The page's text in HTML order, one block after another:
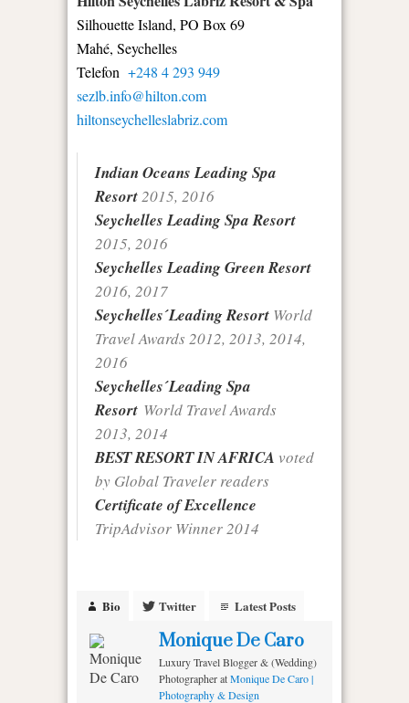
Silhouette Island, PO Box 69
Mahé, Seychelles
Telefon +248 4 293 949
sezlb.info@hilton.com
hiltonseychelleslabriz.com
Indian Oceans Leading Spa
Resort2015, 2016
Seychelles Leading Spa Resort
2015, 2016
Seychelles Leading Green Resort
2016, 2017
Seychelles´Leading Resort World
Travel Awards 2012, 2013, 2014,
2016
Seychelles´Leading Spa
Resort World Travel Awards
2013, 2014
BEST RESORT IN AFRICA voted
by Global Traveler readers
Certificate of Excellence
TripAdvisor Winner 2014
Bio Twitter Latest Posts
Monique De Caro
Luxury Travel Blogger & (Wedding)
PhotographeratMonique De Caro |
Photography & Design